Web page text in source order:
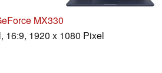
MX330
16:9, 1920 x 1080 Pixel